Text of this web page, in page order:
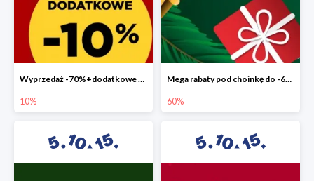
Wyprzedaż -70%+dodatkowe 10%
10%
Mega rabaty pod choinkę do -60%
60%